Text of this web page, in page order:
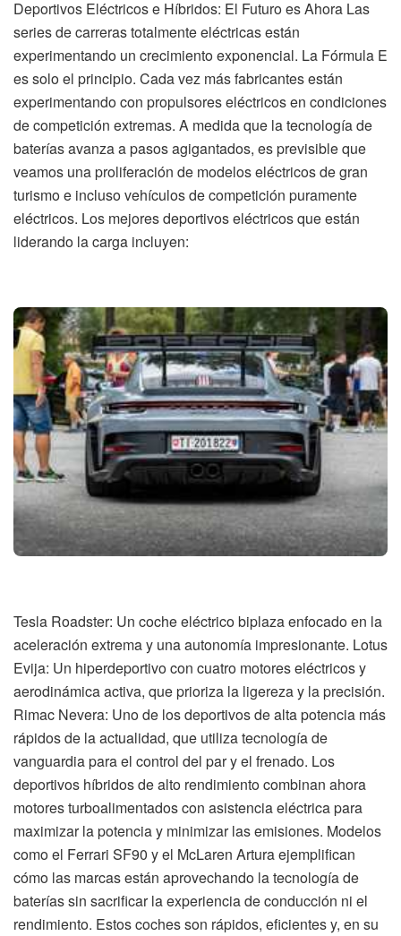
Deportivos Eléctricos e Híbridos: El Futuro es Ahora Las
series de carreras totalmente eléctricas están
experimentando un crecimiento exponencial. La Fórmula E
es solo el principio. Cada vez más fabricantes están
experimentando con propulsores eléctricos en condiciones
de competición extremas. A medida que la tecnología de
baterías avanza a pasos agigantados, es previsible que
veamos una proliferación de modelos eléctricos de gran
turismo e incluso vehículos de competición puramente
eléctricos. Los mejores deportivos eléctricos que están
liderando la carga incluyen:
Tesla Roadster: Un coche eléctrico biplaza enfocado en la
aceleración extrema y una autonomía impresionante. Lotus
Evija: Un hiperdeportivo con cuatro motores eléctricos y
aerodinámica activa, que prioriza la ligereza y la precisión.
Rimac Nevera: Uno de los deportivos de alta potencia más
rápidos de la actualidad, que utiliza tecnología de
vanguardia para el control del par y el frenado. Los
deportivos híbridos de alto rendimiento combinan ahora
motores turboalimentados con asistencia eléctrica para
maximizar la potencia y minimizar las emisiones. Modelos
como el Ferrari SF90 y el McLaren Artura ejemplifican
cómo las marcas están aprovechando la tecnología de
baterías sin sacrificar la experiencia de conducción ni el
rendimiento. Estos coches son rápidos, eficientes y, en su